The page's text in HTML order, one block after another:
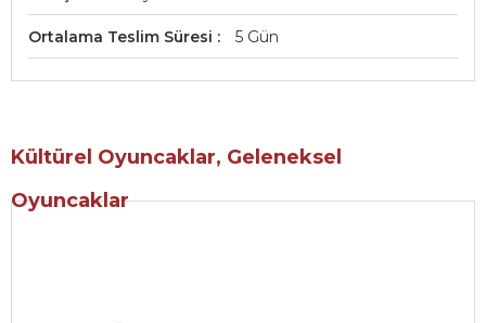
Ortalama Teslim Süresi 5 Gün
Kültürel Oyuncaklar, Geleneksel
Oyuncaklar